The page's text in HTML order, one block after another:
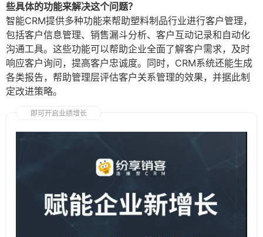
些具体的功能来解决这个问题？
智能CRM提供多种功能来帮助塑料制品行业进行客户管理，
包括客户信息管理、销售漏斗分析、客户互动记录和自动化
沟通工具。这些功能可以帮助企业全面了解客户需求，及时
响应客户询问，提高客户忠诚度。同时，CRM系统还能生成
各类报告，帮助管理层评估客户关系管理的效果，并据此制
定改进策略。
即可开启业绩增长